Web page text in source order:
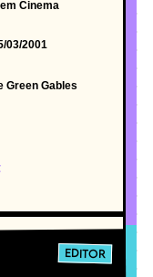
Cinema
03/2001
Green Gables
EDITOR